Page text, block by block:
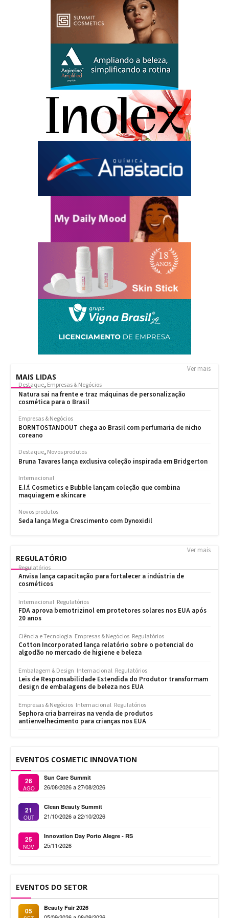
MAIS LIDAS
Ver mais
REGULATÓRIO
Ver mais
Regulatórios
Anvisa lança capacitação para fortalecer a indústria de
cosméticos
Internacional Regulatórios
FDA aprova bemotrizinol em protetores solares nos EUA após
20 anos
Ciência e Tecnologia Empresas & Negócios Regulatórios
Cotton Incorporated lança relatório sobre o potencial do
algodão no mercado de higiene e beleza
Embalagem & Design Internacional Regulatórios
Leis de Responsabilidade Estendida do Produtor transformam
design de embalagens de beleza nos EUA
Empresas & Negócios Internacional Regulatórios
Sephora cria barreiras na venda de produtos
antienvelhecimento para crianças nos EUA
EVENTOS COSMETIC INNOVATION
26
AGO
Sun Care Summit
26/08/2026 a 27/08/2026
21
OUT
Clean Beauty Summit
21/10/2026 a 22/10/2026
25
NOV
Innovation Day Porto Alegre - RS
25/11/2026
EVENTOS DO SETOR
05 Beauty Fair 2026